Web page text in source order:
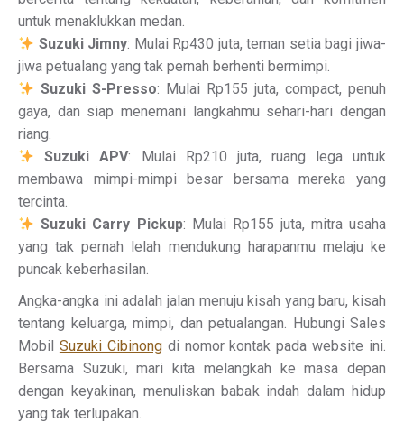
untuk menaklukkan medan.
Suzuki Jimny: Mulai Rp430 juta, teman setia bagi jiwa-
jiwa petualang yang tak pernah berhenti bermimpi.
Suzuki S-Presso: Mulai Rp155 juta, compact, penuh
gaya, dan siap menemani langkahmu sehari-hari dengan
riang.
Suzuki APV: Mulai Rp210 juta, ruang lega untuk
membawa mimpi-mimpi besar bersama mereka yang
tercinta.
Suzuki Carry Pickup: Mulai Rp155 juta, mitra usaha
yang tak pernah lelah mendukung harapanmu melaju ke
puncak keberhasilan.
Angka-angka ini adalah jalan menuju kisah yang baru, kisah
tentang keluarga, mimpi, dan petualangan. Hubungi Sales
Mobil Suzuki Cibinongdi nomor kontak pada website ini.
Bersama Suzuki, mari kita melangkah ke masa depan
dengan keyakinan, menuliskan babak indah dalam hidup
yang tak terlupakan.